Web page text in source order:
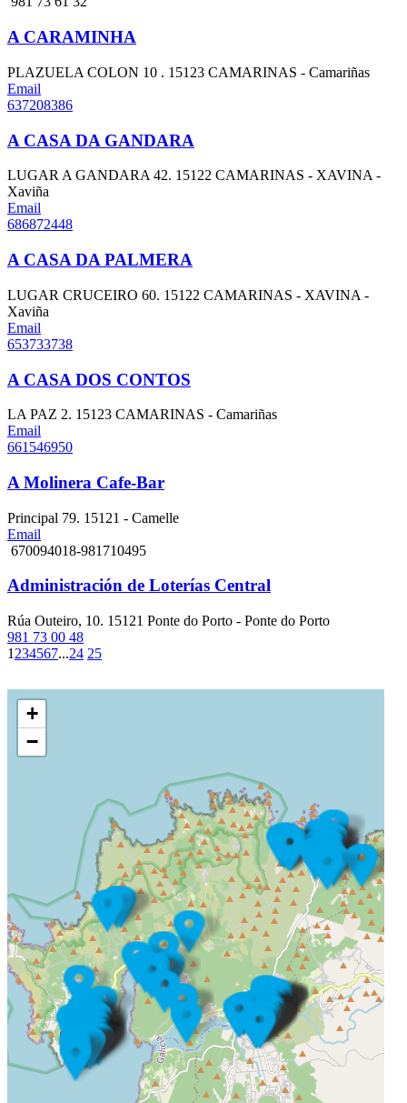
A CARAMINHA
PLAZUELA COLON 10 . 15123 CAMARINAS - Camariñas
Email
637208386
A CASA DA GANDARA
LUGAR A GANDARA 42. 15122 CAMARINAS - XAVINA -
Xaviña
Email
686872448
A CASA DA PALMERA
LUGAR CRUCEIRO 60. 15122 CAMARINAS - XAVINA -
Xaviña
Email
653733738
A CASA DOS CONTOS
LA PAZ 2. 15123 CAMARINAS - Camariñas
Email
661546950
A Molinera Cafe-Bar
Principal 79. 15121 - Camelle
Email
670094018-981710495
Administración de Loterías Central
Rúa Outeiro, 10. 15121 Ponte do Porto - Ponte do Porto
981 73 00 48
1 234567...24 25
+
−